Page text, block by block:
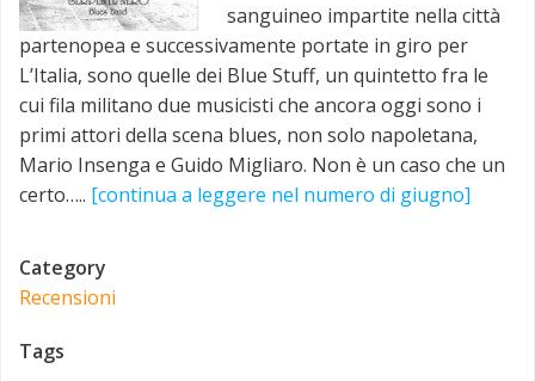
sanguineo impartite nella città
partenopea e successivamente portate in giro per
L’Italia, sono quelle dei Blue Stuff, un quintetto fra le
cui fila militano due musicisti che ancora oggi sono i
primi attori della scena blues, non solo napoletana,
Mario Insenga e Guido Migliaro. Non è un caso che un
certo….. [continua a leggere nel numero di giugno]
Category
Recensioni
Tags